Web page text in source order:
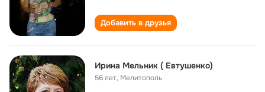
Добавить в друзья
Ирина Мельник ( Евтушенко)
56 лет, Мелитополь